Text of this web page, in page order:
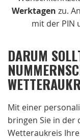
Werktagen zu.
mit der PIN
DARUM
Mit einer
bringen Sie in der
Wetteraukreis Ihre